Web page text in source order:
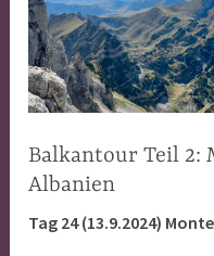
Balkantour Teil 2:
Albanien
Tag 24 (13.9.2024)